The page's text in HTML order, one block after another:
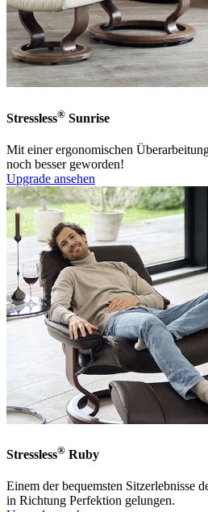
Stressless® Sunrise
Mit einer ergonomischen
noch besser geworden!
Upgrade ansehen
Stressless® Ruby
Einem der bequemsten Sitzerlebnisse
in Richtung Perfektion gelungen.